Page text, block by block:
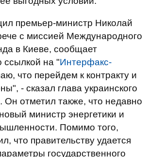
премьер-министр Николай
с миссией Международного
в Киеве, сообщает
ссылкой на "Интерфакс-
что перейдем к контракту и
- сказал глава украинского
Он отметил также, что недавно
министр энергетики и
Помимо того,
что правительству удается
государственного